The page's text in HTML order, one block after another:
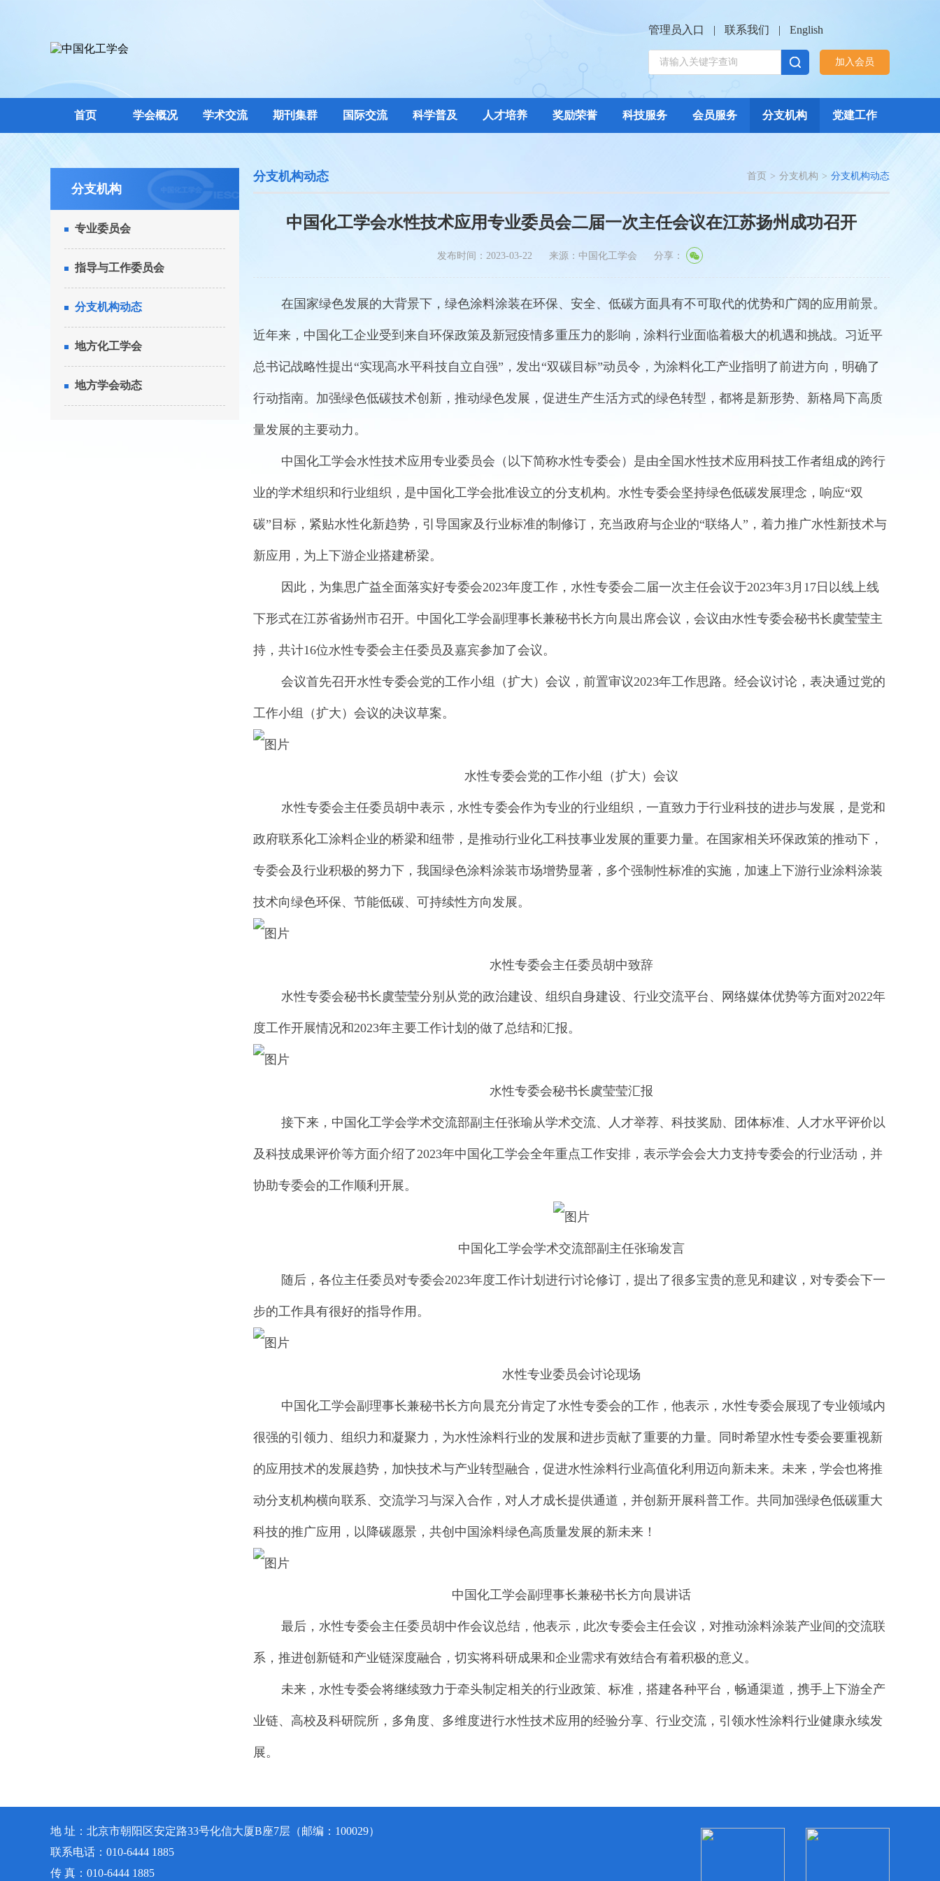
管理员入口 | 联系我们 | English
加入会员
首页 学会概况 学术交流 期刊集群 国际交流 科学普及 人才培养 奖励荣誉 科技服务 会员服务 分支机构 党建工作
分支机构
专业委员会
指导与工作委员会
分支机构动态
地方化工学会
地方学会动态
分支机构动态 首页 > 分支机构 > 分支机构动态
中国化工学会水性技术应用专业委员会二届一次主任会议在江苏扬州成功召开
发布时间：2023-03-22 来源：中国化工学会 分享：
在国家绿色发展的大背景下，绿色涂料涂装在环保、安全、低碳方面具有不可取代的优势和广阔的应用前景。
近年来，中国化工企业受到来自环保政策及新冠疫情多重压力的影响，涂料行业面临着极大的机遇和挑战。习近平
总书记战略性提出“实现高水平科技自立自强”，发出“双碳目标”动员令，为涂料化工产业指明了前进方向，明确了
行动指南。加强绿色低碳技术创新，推动绿色发展，促进生产生活方式的绿色转型，都将是新形势、新格局下高质
量发展的主要动力。
中国化工学会水性技术应用专业委员会（以下简称水性专委会）是由全国水性技术应用科技工作者组成的跨行
业的学术组织和行业组织，是中国化工学会批准设立的分支机构。水性专委会坚持绿色低碳发展理念，响应“双
碳”目标，紧贴水性化新趋势，引导国家及行业标准的制修订，充当政府与企业的“联络人”，着力推广水性新技术与
新应用，为上下游企业搭建桥梁。
因此，为集思广益全面落实好专委会2023年度工作，水性专委会二届一次主任会议于2023年3月17日以线上线
下形式在江苏省扬州市召开。中国化工学会副理事长兼秘书长方向晨出席会议，会议由水性专委会秘书长虞莹莹主
持，共计16位水性专委会主任委员及嘉宾参加了会议。
会议首先召开水性专委会党的工作小组（扩大）会议，前置审议2023年工作思路。经会议讨论，表决通过党的
工作小组（扩大）会议的决议草案。
水性专委会党的工作小组（扩大）会议
水性专委会主任委员胡中表示，水性专委会作为专业的行业组织，一直致力于行业科技的进步与发展，是党和
政府联系化工涂料企业的桥梁和纽带，是推动行业化工科技事业发展的重要力量。在国家相关环保政策的推动下，
专委会及行业积极的努力下，我国绿色涂料涂装市场增势显著，多个强制性标准的实施，加速上下游行业涂料涂装
技术向绿色环保、节能低碳、可持续性方向发展。
水性专委会主任委员胡中致辞
水性专委会秘书长虞莹莹分别从党的政治建设、组织自身建设、行业交流平台、网络媒体优势等方面对2022年
度工作开展情况和2023年主要工作计划的做了总结和汇报。
水性专委会秘书长虞莹莹汇报
接下来，中国化工学会学术交流部副主任张瑜从学术交流、人才举荐、科技奖励、团体标准、人才水平评价以
及科技成果评价等方面介绍了2023年中国化工学会全年重点工作安排，表示学会会大力支持专委会的行业活动，并
协助专委会的工作顺利开展。
中国化工学会学术交流部副主任张瑜发言
随后，各位主任委员对专委会2023年度工作计划进行讨论修订，提出了很多宝贵的意见和建议，对专委会下一
步的工作具有很好的指导作用。
水性专业委员会讨论现场
中国化工学会副理事长兼秘书长方向晨充分肯定了水性专委会的工作，他表示，水性专委会展现了专业领域内
很强的引领力、组织力和凝聚力，为水性涂料行业的发展和进步贡献了重要的力量。同时希望水性专委会要重视新
的应用技术的发展趋势，加快技术与产业转型融合，促进水性涂料行业高值化利用迈向新未来。未来，学会也将推
动分支机构横向联系、交流学习与深入合作，对人才成长提供通道，并创新开展科普工作。共同加强绿色低碳重大
科技的推广应用，以降碳愿景，共创中国涂料绿色高质量发展的新未来！
中国化工学会副理事长兼秘书长方向晨讲话
最后，水性专委会主任委员胡中作会议总结，他表示，此次专委会主任会议，对推动涂料涂装产业间的交流联
系，推进创新链和产业链深度融合，切实将科研成果和企业需求有效结合有着积极的意义。
未来，水性专委会将继续致力于牵头制定相关的行业政策、标准，搭建各种平台，畅通渠道，携手上下游全产
业链、高校及科研院所，多角度、多维度进行水性技术应用的经验分享、行业交流，引领水性涂料行业健康永续发
展。
地 址：北京市朝阳区安定路33号化信大厦B座7层（邮编：100029）
联系电话：010-6444 1885
传 真：010-6444 1885